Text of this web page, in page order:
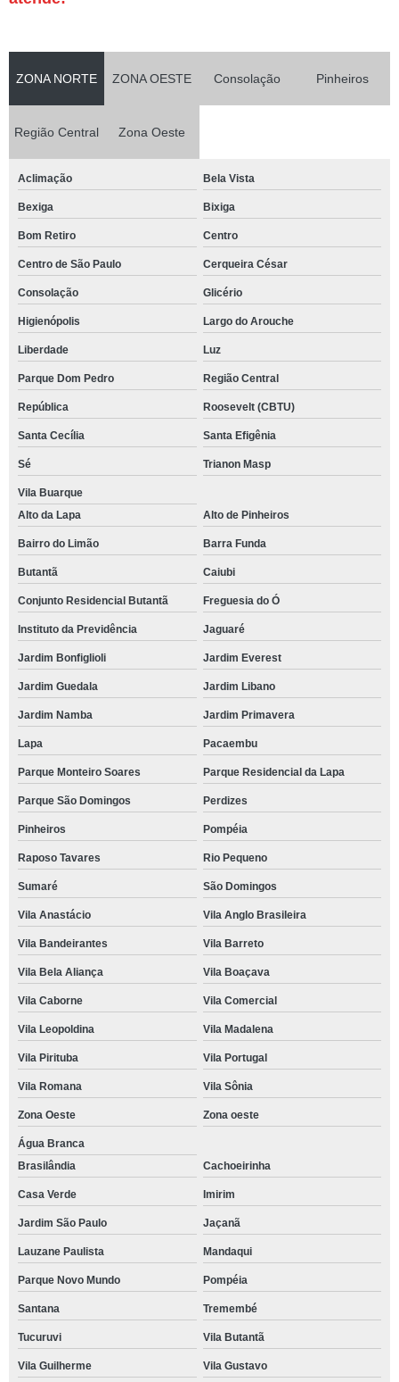
ZONA NORTE ZONA OESTE Consolação Pinheiros
Região Central Zona Oeste
Aclimação Bela Vista
Bexiga Bixiga
Bom Retiro Centro
Centro de São Paulo Cerqueira César
Consolação Glicério
Higienópolis Largo do Arouche
Liberdade Luz
Parque Dom Pedro Região Central
República Roosevelt (CBTU)
Santa Cecília Santa Efigênia
Sé Trianon Masp
Vila Buarque
Alto da Lapa
Alto de Pinheiros
Bairro do Limão Barra Funda
Butantã Caiubi
Conjunto Residencial Butantã Freguesia do Ó
Instituto da Previdência Jaguaré
Jardim Bonfiglioli Jardim Everest
Jardim Guedala Jardim Libano
Jardim Namba Jardim Primavera
Lapa Pacaembu
Parque Monteiro Soares Parque Residencial da Lapa
Parque São Domingos Perdizes
Pinheiros Pompéia
Raposo Tavares Rio Pequeno
Sumaré São Domingos
Vila Anastácio Vila Anglo Brasileira
Vila Bandeirantes Vila Barreto
Vila Bela Aliança Vila Boaçava
Vila Caborne Vila Comercial
Vila Leopoldina Vila Madalena
Vila Pirituba Vila Portugal
Vila Romana Vila Sônia
Zona Oeste Zona oeste
Água Branca
Brasilândia
Cachoeirinha
Casa Verde Imirim
Jardim São Paulo Jaçanã
Lauzane Paulista Mandaqui
Parque Novo Mundo Pompéia
Santana Tremembé
Tucuruvi Vila Butantã
Vila Guilherme Vila Gustavo